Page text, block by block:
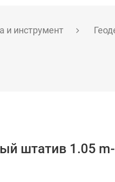
и инструмент
штатив 1.05